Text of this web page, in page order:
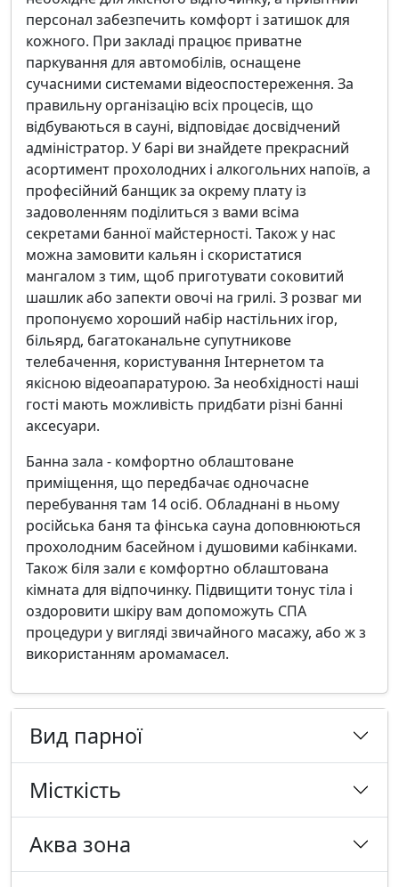
персонал забезпечить комфорт і затишок для
кожного. При закладі працює приватне
паркування для автомобілів, оснащене
сучасними системами відеоспостереження. За
правильну організацію всіх процесів, що
відбуваються в сауні, відповідає досвідчений
адміністратор. У барі ви знайдете прекрасний
асортимент прохолодних і алкогольних напоїв, а
професійний банщик за окрему плату із
задоволенням поділиться з вами всіма
секретами банної майстерності. Також у нас
можна замовити кальян і скористатися
мангалом з тим, щоб приготувати соковитий
шашлик або запекти овочі на грилі. З розваг ми
пропонуємо хороший набір настільних ігор,
більярд, багатоканальне супутникове
телебачення, користування Інтернетом та
якісною відеоапаратурою. За необхідності наші
гості мають можливість придбати різні банні
аксесуари.
Банна зала - комфортно облаштоване
приміщення, що передбачає одночасне
перебування там 14 осіб. Обладнані в ньому
російська баня та фінська сауна доповнюються
прохолодним басейном і душовими кабінками.
Також біля зали є комфортно облаштована
кімната для відпочинку. Підвищити тонус тіла і
оздоровити шкіру вам допоможуть СПА
процедури у вигляді звичайного масажу, або ж з
використанням аромамасел.
Вид парної
Місткість
Аква зона